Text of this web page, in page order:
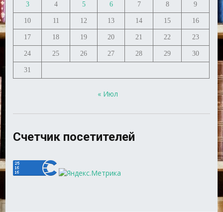
3 4 5 6 7 8 9
10 11 12 13 14 15 16
17 18 19 20 21 22 23
24 25 26 27 28 29 30
31
« Июл
Счетчик посетителей